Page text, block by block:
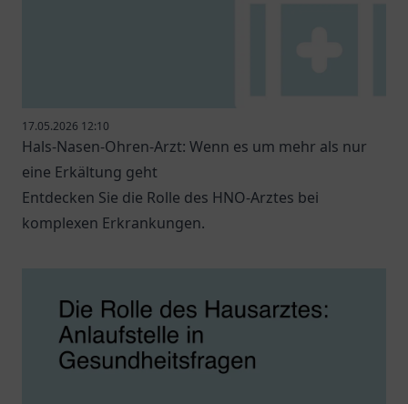
17.05.2026 12:10
Hals-Nasen-Ohren-Arzt: Wenn es um mehr als nur
eine Erkältung geht
Entdecken Sie die Rolle des HNO-Arztes bei
komplexen Erkrankungen.